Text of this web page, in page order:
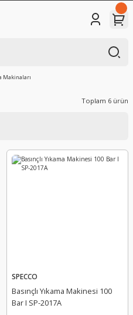
Makinaları
Toplam 6 ürün
SPECCO
Basınçlı Yıkama Makinesi 100
Bar I SP-2017A